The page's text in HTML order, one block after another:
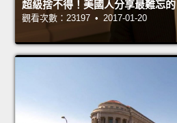
超級捨不得！美國人分享最難忘的
觀看次數：23197 • 2017-01-20